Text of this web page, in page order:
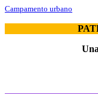
Campamento urbano